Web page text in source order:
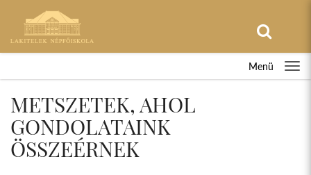
Menü
METSZETEK, AHOL
GONDOLATAINK
ÖSSZEÉRNEK